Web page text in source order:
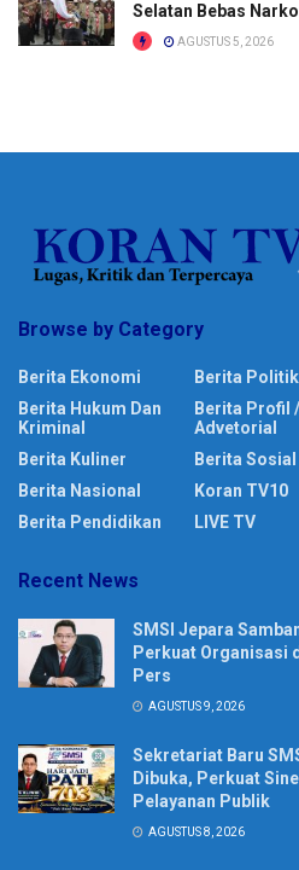
Selatan Bebas
AGUSTUS 5, 2026
Browse by Category
Berita Ekonomi
Berita Hukum Dan
Kriminal
Berita Kuliner
Berita Nasional
Berita Pendidikan
Berita Politik
Berita Profil /
Advetorial
Berita Sosial
Koran TV10
LIVE TV
Recent News
SMSI Jepara
Perkuat Organisasi
Pers
AGUSTUS 9, 2026
Sekretariat Baru
Dibuka, Perkuat
Pelayanan Publik
AGUSTUS 8, 2026